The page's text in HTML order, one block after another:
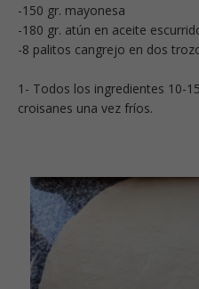
-150 gr. mayonesa
-180 gr. atún en aceite
-8 palitos cangrejo en dos
1- Todos los ingredientes 10-
croisanes una vez fríos.